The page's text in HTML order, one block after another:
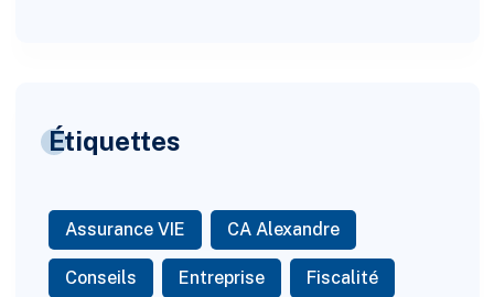
Étiquettes
Assurance VIE CA Alexandre
Conseils Entreprise Fiscalité